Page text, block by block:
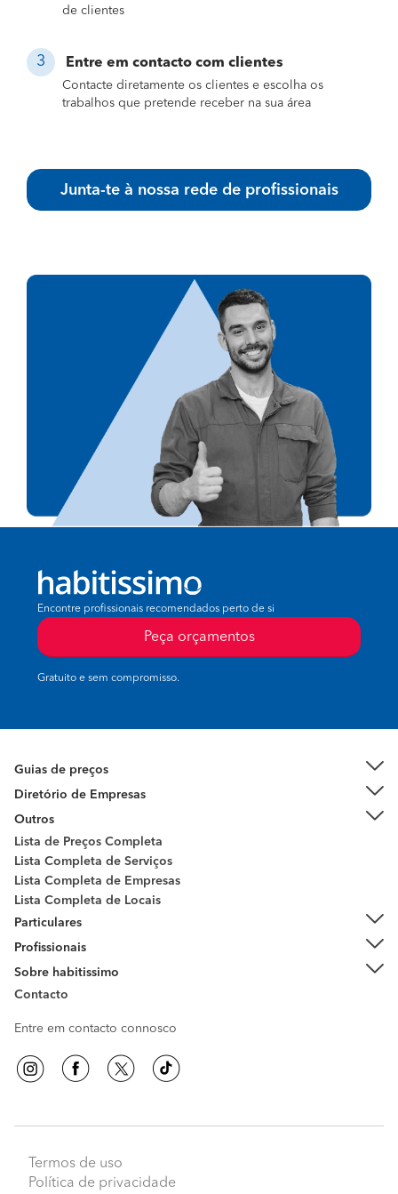
de clientes
Entre em contacto com clientes
Contacte diretamente os clientes e escolha os
trabalhos que pretende receber na sua área
Junta-te à nossa rede de profissionais
Encontre profissionais recomendados perto de si
Peça orçamentos
Gratuito e sem compromisso.
Guias de preços
Diretório de Empresas
Outros
Lista de Preços Completa
Lista Completa de Serviços
Lista Completa de Empresas
Lista Completa de Locais
Particulares
Profissionais
Sobre habitissimo
Contacto
Entre em contacto connosco
Termos de uso
Política de privacidade